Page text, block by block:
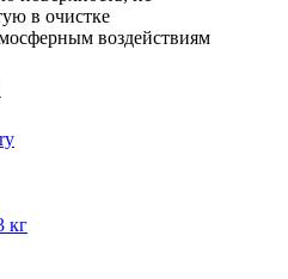
в очистке
воздействиям
кг